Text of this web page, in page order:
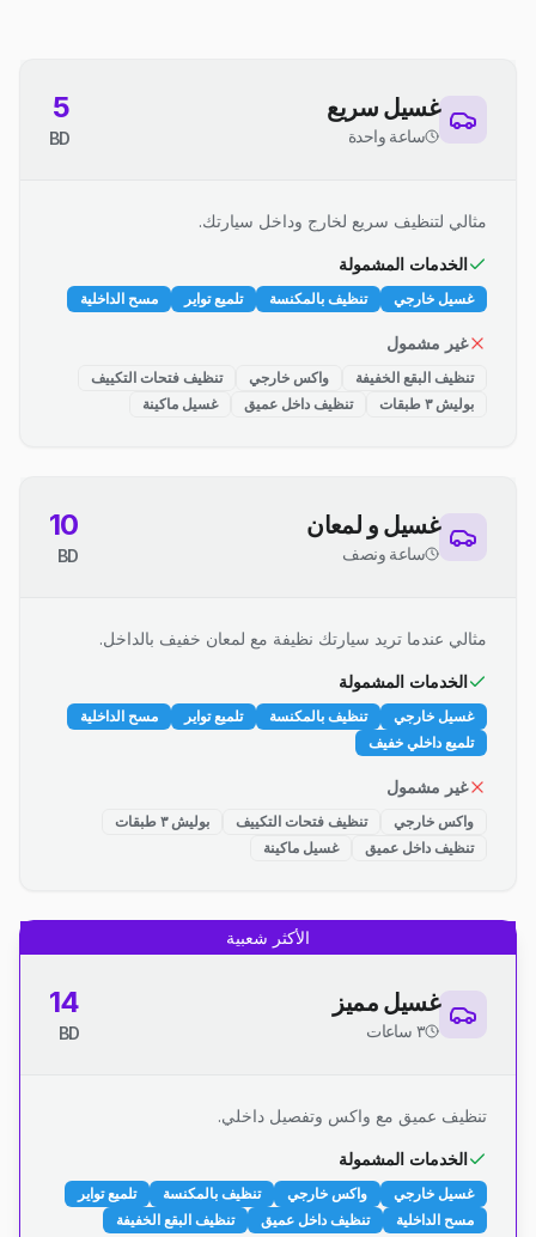
غسيل سريع
ساعة واحدة
5
BD
مثالي لتنظيف سريع لخارج وداخل سيارتك.
الخدمات المشمولة
غسيل خارجي تنظيف بالمكنسة تلميع تواير مسح الداخلية
غير مشمول
تنظيف البقع الخفيفة واكس خارجي
تنظيف فتحات التكييف
بوليش ٣ طبقات
تنظيف داخل عميق غسيل ماكينة
غسيل و لمعان
ساعة ونصف
10
BD
مثالي عندما تريد سيارتك نظيفة مع لمعان خفيف بالداخل.
الخدمات المشمولة
غسيل خارجي تنظيف بالمكنسة تلميع تواير
مسح الداخلية
تلميع داخلي خفيف
غير مشمول
واكس خارجي تنظيف فتحات التكييف
بوليش ٣ طبقات
تنظيف داخل عميق
غسيل ماكينة
الأكثر شعبية
غسيل مميز
٣ ساعات
14
BD
تنظيف عميق مع واكس وتفصيل داخلي.
الخدمات المشمولة
غسيل خارجي واكس خارجي تنظيف بالمكنسة
تلميع تواير
مسح الداخلية
تنظيف داخل عميق تنظيف البقع الخفيفة